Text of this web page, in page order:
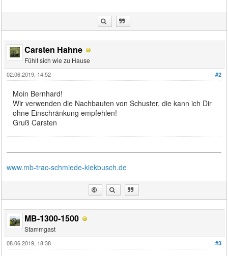
Carsten Hahne
Fühlt sich wie zu Hause
#2
02.06.2019, 14:52
Moin Bernhard!
Wir verwenden die Nachbauten von Schuster, die kann ich Dir
ohne Einschränkung empfehlen!
Gruß Carsten
www.mb-trac-schmiede-kiekbusch.de
MB-1300-1500
Stammgast
#3
08.06.2019, 18:38